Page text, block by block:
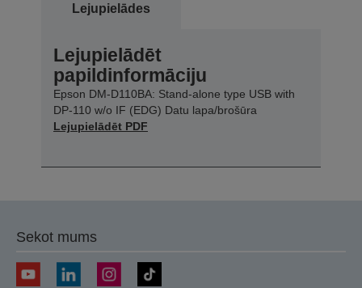
Lejupielādes
Lejupielādēt
papildinformāciju
Epson DM-D110BA: Stand-alone type USB with
DP-110 w/o IF (EDG) Datu lapa/brošūra
Lejupielādēt PDF
Sekot mums